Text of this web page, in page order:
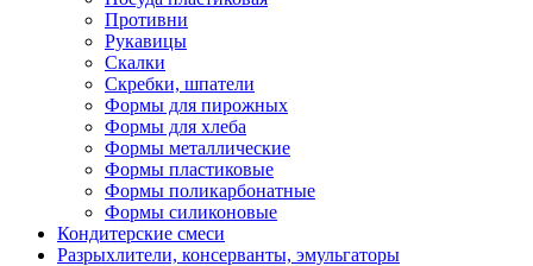
Противни
Рукавицы
Скалки
Скребки, шпатели
Формы для пирожных
Формы для хлеба
Формы металлические
Формы пластиковые
Формы поликарбонатные
Формы силиконовые
Кондитерские смеси
Разрыхлители, консерванты, эмульгаторы